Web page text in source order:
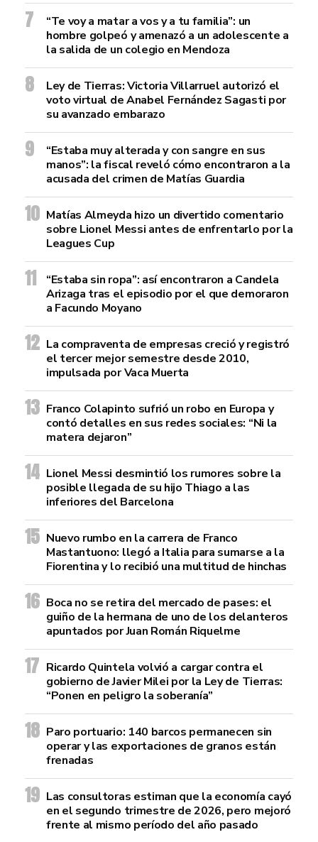
“Te voy a matar a vos y a tu familia”: un
hombre golpeó y amenazó a un adolescente a
la salida de un colegio en Mendoza
Ley de Tierras: Victoria Villarruel autorizó el
voto virtual de Anabel Fernández Sagasti por
su avanzado embarazo
“Estaba muy alterada y con sangre en sus
manos”: la fiscal reveló cómo encontraron a la
acusada del crimen de Matías Guardia
Matías Almeyda hizo un divertido comentario
sobre Lionel Messi antes de enfrentarlo por la
Leagues Cup
“Estaba sin ropa”: así encontraron a Candela
Arizaga tras el episodio por el que demoraron
a Facundo Moyano
La compraventa de empresas creció y registró
el tercer mejor semestre desde 2010,
impulsada por Vaca Muerta
Franco Colapinto sufrió un robo en Europa y
contó detalles en sus redes sociales: “Ni la
matera dejaron”
Lionel Messi desmintió los rumores sobre la
posible llegada de su hijo Thiago a las
inferiores del Barcelona
Nuevo rumbo en la carrera de Franco
Mastantuono: llegó a Italia para sumarse a la
Fiorentina y lo recibió una multitud de hinchas
Boca no se retira del mercado de pases: el
guiño de la hermana de uno de los delanteros
apuntados por Juan Román Riquelme
Ricardo Quintela volvió a cargar contra el
gobierno de Javier Milei por la Ley de Tierras:
“Ponen en peligro la soberanía”
Paro portuario: 140 barcos permanecen sin
operar y las exportaciones de granos están
frenadas
Las consultoras estiman que la economía cayó
en el segundo trimestre de 2026, pero mejoró
frente al mismo período del año pasado